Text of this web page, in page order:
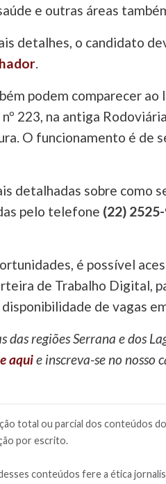
e outras áreas
detalhes, o candidato
.
podem comparecer ao
223, na antiga
O funcionamento é de
detalhadas sobre como
pelo telefone (22)
é possível
de Trabalho Digital,
de vagas
das regiões Serrana e dos
aquie inscreva-se no nosso
total ou parcial dos conteúdos
por escrito.
conteúdos fere a ética